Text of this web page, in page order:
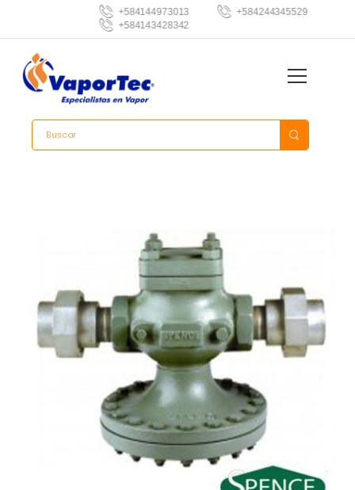
+584144973013
+584244345529
+584143428342